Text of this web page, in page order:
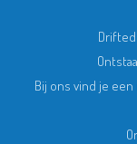
Bij ons vind je